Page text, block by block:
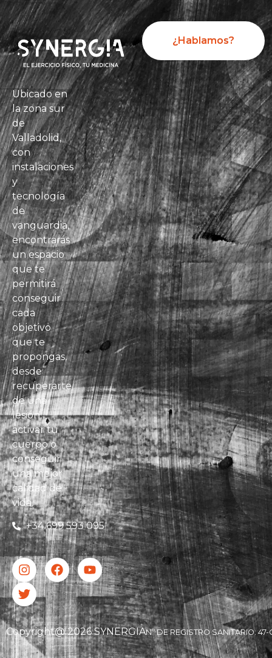
Ubicado en
la zona sur
de
Valladolid,
con
instalaciones
y
tecnología
de
vanguardia,
encontrarás
un espacio
que te
permitirá
conseguir
cada
objetivo
que te
propongas,
desde
recuperarte
de una
lesión,
activar tu
cuerpo o
conseguir
una mejor
calidad de
vida.
+34 699 593 095
¿Hablamos?
Copyright@ 2026 SYNERGIANº DE REGISTRO SANITARIO: 47-